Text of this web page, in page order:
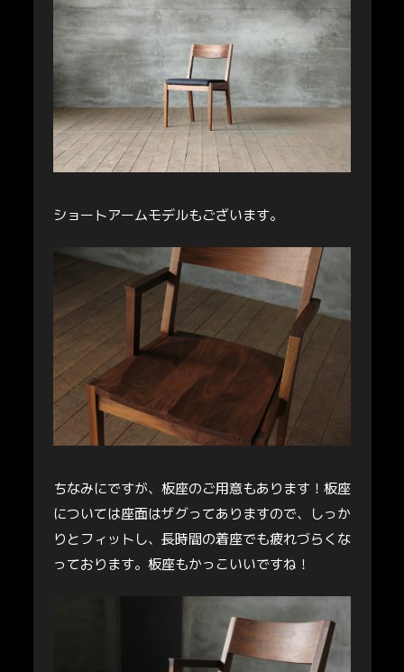
ショートアームモデルもございます。
ちなみにですが、板座のご用意もあります！板座
については座面はザグってありますので、しっか
りとフィットし、長時間の着座でも疲れづらくな
っております。板座もかっこいいですね！